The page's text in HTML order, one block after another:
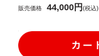
販売価格 44,000円(税込)